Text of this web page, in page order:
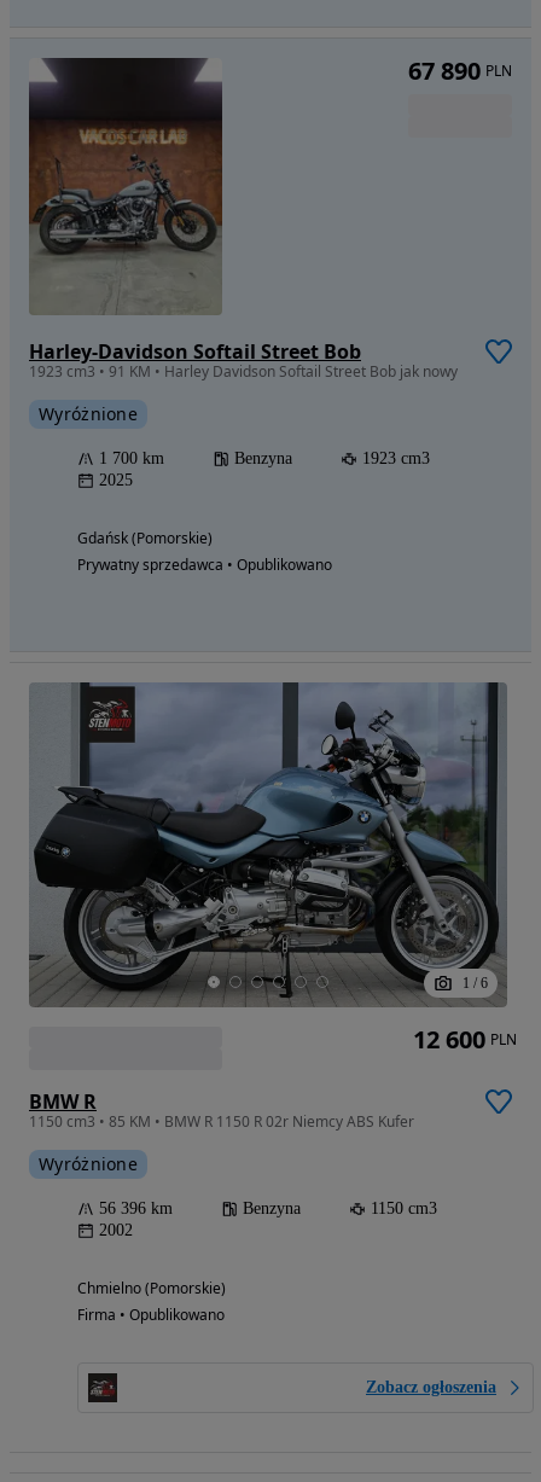
Harley-Davidson Softail Street Bob
1923 cm3 • 91 KM • Harley Davidson Softail Street Bob jak nowy
Wyróżnione
1 700 km Benzyna
1923 cm3
2025
Gdańsk (Pomorskie)
Prywatny sprzedawca • Opublikowano
67 890 PLN
1 / 6
BMW R
1150 cm3 • 85 KM • BMW R 1150 R 02r Niemcy ABS Kufer
Wyróżnione
56 396 km Benzyna
1150 cm3
2002
Chmielno (Pomorskie)
Firma • Opublikowano
Zobacz ogłoszenia
12 600 PLN